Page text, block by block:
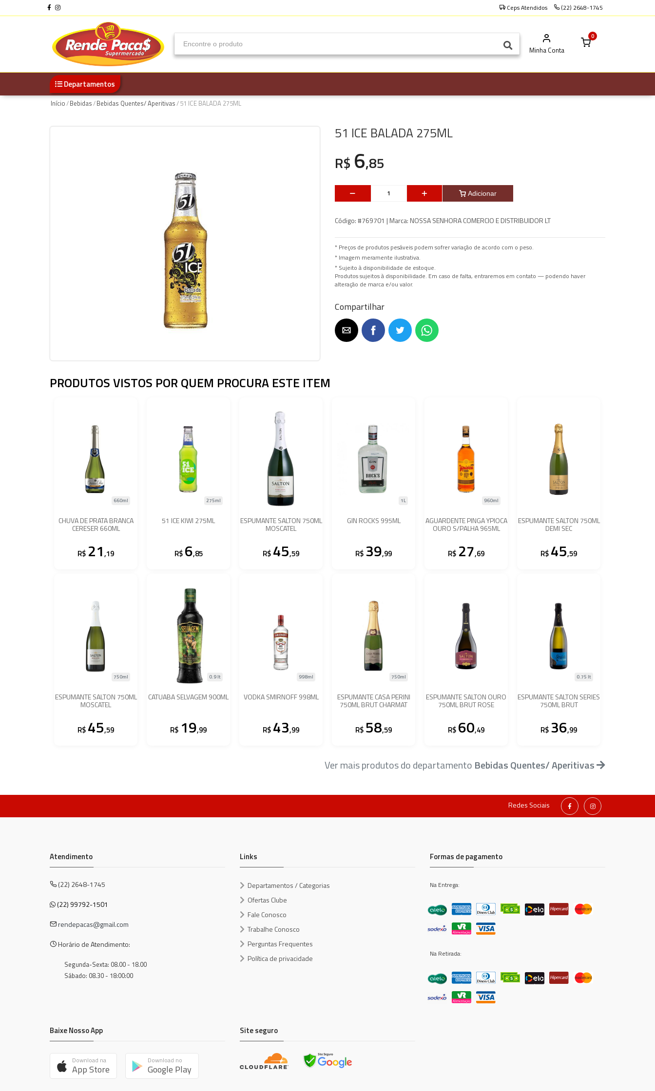
Ceps Atendidos (22) 2648-1745
Minha Conta
0
Departamentos
Início/Bebidas/Bebidas Quentes/ Aperitivas/51 ICE BALADA 275ML
51 ICE BALADA 275ML
R$ 6,85
Adicionar
Código:#769701 | Marca: NOSSA SENHORA COMERCIO E DISTRIBUIDOR LT
* Preços de produtos pesáveis podem sofrer variação de acordo com o peso.
* Imagem meramente ilustrativa.
* Sujeito à disponibilidade de estoque.
Produtos sujeitos à disponibilidade. Em caso de falta, entraremos em contato — podendo haver
alteração de marca e/ou valor.
Compartilhar
PRODUTOS VISTOS POR QUEM PROCURA ESTE ITEM
CHUVA DE PRATA BRANCA
CERESER 660ML
660ml
R$ 21,19
51 ICE KIWI 275ML
275ml
R$ 6,85
ESPUMANTE SALTON 750ML
MOSCATEL
R$ 45,59
GIN ROCKS 995ML
1L
R$ 39,99
AGUARDENTE PINGA YPIOCA
OURO S/PALHA 965ML
960ml
R$ 27,69
ESPUMANTE SALTON 750ML
DEMI SEC
R$ 45,59
ESPUMANTE SALTON 750ML
MOSCATEL
750ml
R$ 45,59
CATUABA SELVAGEM 900ML
0.9 lt
R$ 19,99
VODKA SMIRNOFF 998ML
998ml
R$ 43,99
ESPUMANTE CASA PERINI
750ML BRUT CHARMAT
750ml
R$ 58,59
ESPUMANTE SALTON OURO
750ML BRUT ROSE
R$ 60,49
ESPUMANTE SALTON SERIES
750ML BRUT
0.75 lt
R$ 36,99
Ver mais produtos do departamento Bebidas Quentes/ Aperitivas
Redes Sociais
Atendimento
(22) 2648-1745
(22) 99792-1501
rendepacas@gmail.com
Horário de Atendimento:
Segunda-Sexta: 08.00 - 18.00
Sábado: 08.30 - 18:00:00
Links
Departamentos / Categorias
Ofertas Clube
Fale Conosco
Trabalhe Conosco
Perguntas Frequentes
Política de privacidade
Formas de pagamento
Na Entrega:
Na Retirada:
Baixe Nosso App
Download na
App Store
Download no
Google Play
Site seguro